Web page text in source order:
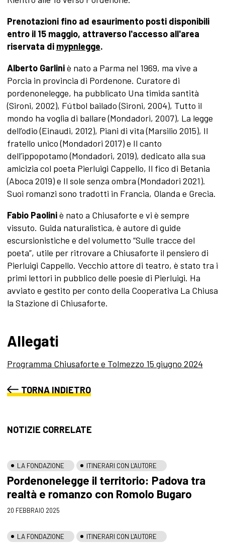
Prenotazioni fino ad esaurimento posti disponibili
entro il 15 maggio, attraverso l'accesso all'area
riservata di mypnlegge.
Alberto Garliniè nato a Parma nel 1969, ma vive a
Porcia in provincia di Pordenone. Curatore di
pordenonelegge, ha pubblicato Una timida santità
(Sironi, 2002), Fútbol bailado (Sironi, 2004), Tutto il
mondo ha voglia di ballare (Mondadori, 2007), La legge
dell’odio (Einaudi, 2012), Piani di vita (Marsilio 2015), Il
fratello unico (Mondadori 2017) e Il canto
dell’ippopotamo (Mondadori, 2019), dedicato alla sua
amicizia col poeta Pierluigi Cappello, Il fico di Betania
(Aboca 2019) e Il sole senza ombra (Mondadori 2021).
Suoi romanzi sono tradotti in Francia, Olanda e Grecia.
Fabio Paoliniè nato a Chiusaforte e vi è sempre
vissuto. Guida naturalistica, è autore di guide
escursionistiche e del volumetto “Sulle tracce del
poeta”, utile per ritrovare a Chiusaforte il pensiero di
Pierluigi Cappello. Vecchio attore di teatro, è stato tra i
primi lettori in pubblico delle poesie di Pierluigi. Ha
avviato e gestito per conto della Cooperativa La Chiusa
la Stazione di Chiusaforte.
Allegati
Programma Chiusaforte e Tolmezzo 15 giugno 2024
TORNA INDIETRO
NOTIZIE CORRELATE
LA FONDAZIONE ITINERARI CON L'AUTORE
Pordenonelegge il territorio: Padova tra
realtà e romanzo con Romolo Bugaro
20 FEBBRAIO 2025
LA FONDAZIONE ITINERARI CON L'AUTORE